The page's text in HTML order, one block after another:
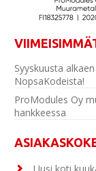
Syyskuusta
NopsaKodeista!
ProModules Oy
hankkeessa